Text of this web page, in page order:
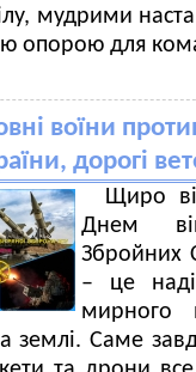
мудрими
опорою для
воїни
дорогі
Щиро
Днем
Збройних
– це
мирного
землі. Саме